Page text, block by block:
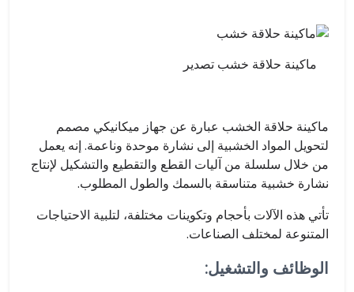
ماكينة حلاقة خشب تصدير
ماكينة حلاقة الخشب عبارة عن جهاز ميكانيكي مصمم
لتحويل المواد الخشبية إلى نشارة موحدة وناعمة. إنه يعمل
من خلال سلسلة من آليات القطع والتقطيع والتشكيل لإنتاج
نشارة خشبية متناسقة بالسمك والطول المطلوب.
تأتي هذه الآلات بأحجام وتكوينات مختلفة، لتلبية الاحتياجات
المتنوعة لمختلف الصناعات.
الوظائف والتشغيل: